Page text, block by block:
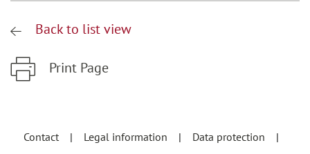
Back to list view
Print Page
Contact
Legal information Data protection